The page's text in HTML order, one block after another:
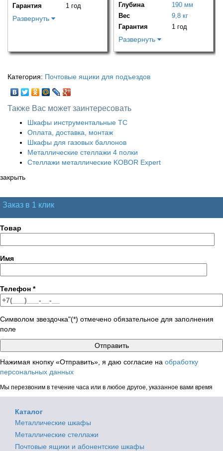
Гарантия
1 год
Развернуть
Глубина
190 мм
Вес
9,8 кг
Гарантия
1 год
Развернуть
Категория: Почтовые ящики для подъездов
Также Вас может заинтересовать
Шкафы инструментальные ТС
Оплата, доставка, монтаж
Шкафы для газовых баллонов
Металлические стеллажи 4 полки
Стеллажи металлические KOBOR Expert
закрыть
Заказ в 1 клик
Товар
Имя
Телефон *
Символом звездочка"(*) отмечено обязательное для заполнения
поле
Нажимая кнопку «Отправить», я даю согласие на обработку
персональных данных
Мы перезвоним в течение часа или в любое другое, указанное вами время
Каталог
Металлические шкафы
Металлические стеллажи
Почтовые ящики и абонентские шкафы